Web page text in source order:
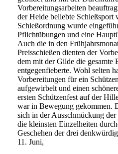
Vorbereitungsarbeiten
der Heide beliebte Schießsport
Schießordnung wurde
Pflichtübungen und eine
Auch die in den
Preisschießen dienten der
dem mit der Gilde die gesamte
entgegenfieberte. Wohl selten
Vorbereitungen für ein
aufgewirbelt und einen
ersten Schützenfest auf der
war in Bewegung gekommen.
sich in der Ausschmückung
die kleinsten Einzelheiten
Geschehen der drei
11. Juni,